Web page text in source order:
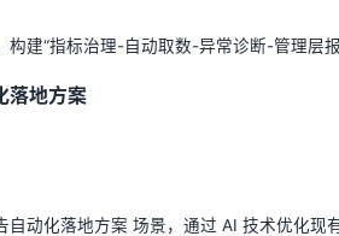
建“指标治理-自动取数-异常诊断-管理层
落地方案
动化落地方案 场景，通过 AI 技术优化现